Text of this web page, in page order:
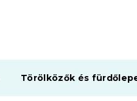
Törölközők és